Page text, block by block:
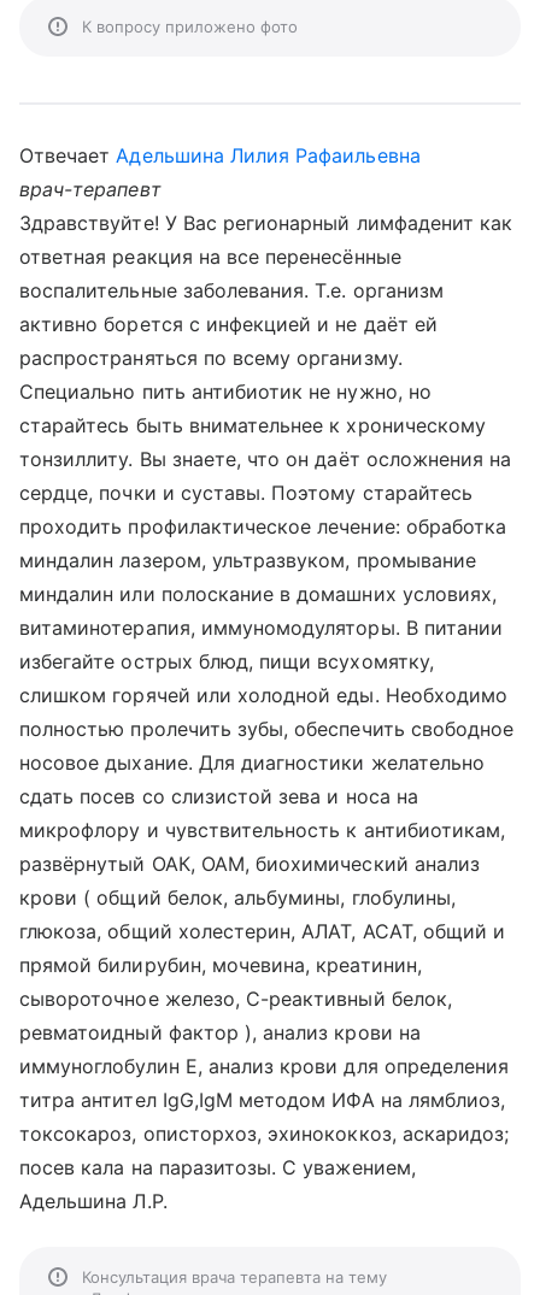
К вопросу приложено фото
ОтвечаетАдельшина Лилия Рафаильевна
врач-терапевт
Здравствуйте! У Вас регионарный лимфаденит как
ответная реакция на все перенесённые
воспалительные заболевания. Т.е. организм
активно борется с инфекцией и не даёт ей
распространяться по всему организму.
Специально пить антибиотик не нужно, но
старайтесь быть внимательнее к хроническому
тонзиллиту. Вы знаете, что он даёт осложнения на
сердце, почки и суставы. Поэтому старайтесь
проходить профилактическое лечение: обработка
миндалин лазером, ультразвуком, промывание
миндалин или полоскание в домашних условиях,
витаминотерапия, иммуномодуляторы. В питании
избегайте острых блюд, пищи всухомятку,
слишком горячей или холодной еды. Необходимо
полностью пролечить зубы, обеспечить свободное
носовое дыхание. Для диагностики желательно
сдать посев со слизистой зева и носа на
микрофлору и чувствительность к антибиотикам,
развёрнутый ОАК, ОАМ, биохимический анализ
крови ( общий белок, альбумины, глобулины,
глюкоза, общий холестерин, АЛАТ, АСАТ, общий и
прямой билирубин, мочевина, креатинин,
сывороточное железо, С-реактивный белок,
ревматоидный фактор ), анализ крови на
иммуноглобулин Е, анализ крови для определения
титра антител IgG,IgM методом ИФА на лямблиоз,
токсокароз, описторхоз, эхинококкоз, аскаридоз;
посев кала на паразитозы. С уважением,
Адельшина Л.Р.
Консультация врача терапевта на тему